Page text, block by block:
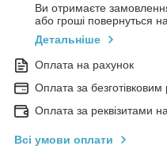
Ви отримаєте
або гроші повернуться
Детальніше
Оплата на рахунок
Оплата за
Оплата за реквізитами
Всі умови оплати